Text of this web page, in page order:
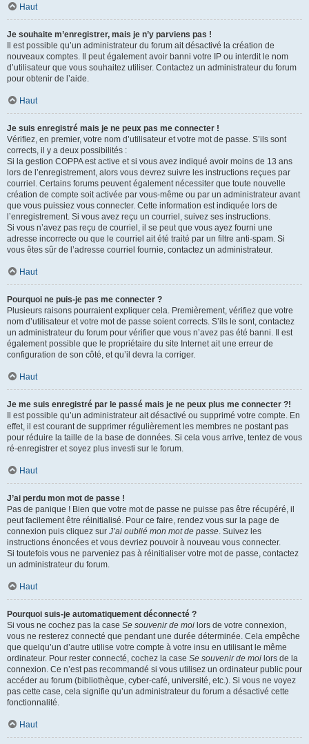
Haut
Je souhaite m’enregistrer, mais je n’y parviens pas !
Il est possible qu’un administrateur du forum ait désactivé la création de
nouveaux comptes. Il peut également avoir banni votre IP ou interdit le nom
d’utilisateur que vous souhaitez utiliser. Contactez un administrateur du forum
pour obtenir de l’aide.
Haut
Je suis enregistré mais je ne peux pas me connecter !
Vérifiez, en premier, votre nom d’utilisateur et votre mot de passe. S’ils sont
corrects, il y a deux possibilités :
Si la gestion COPPA est active et si vous avez indiqué avoir moins de 13 ans
lors de l’enregistrement, alors vous devrez suivre les instructions reçues par
courriel. Certains forums peuvent également nécessiter que toute nouvelle
création de compte soit activée par vous-même ou par un administrateur avant
que vous puissiez vous connecter. Cette information est indiquée lors de
l’enregistrement. Si vous avez reçu un courriel, suivez ses instructions.
Si vous n’avez pas reçu de courriel, il se peut que vous ayez fourni une
adresse incorrecte ou que le courriel ait été traité par un filtre anti-spam. Si
vous êtes sûr de l’adresse courriel fournie, contactez un administrateur.
Haut
Pourquoi ne puis-je pas me connecter ?
Plusieurs raisons pourraient expliquer cela. Premièrement, vérifiez que votre
nom d’utilisateur et votre mot de passe soient corrects. S’ils le sont, contactez
un administrateur du forum pour vérifier que vous n’avez pas été banni. Il est
également possible que le propriétaire du site Internet ait une erreur de
configuration de son côté, et qu’il devra la corriger.
Haut
Je me suis enregistré par le passé mais je ne peux plus me connecter ?!
Il est possible qu’un administrateur ait désactivé ou supprimé votre compte. En
effet, il est courant de supprimer régulièrement les membres ne postant pas
pour réduire la taille de la base de données. Si cela vous arrive, tentez de vous
ré-enregistrer et soyez plus investi sur le forum.
Haut
J’ai perdu mon mot de passe !
Pas de panique ! Bien que votre mot de passe ne puisse pas être récupéré, il
peut facilement être réinitialisé. Pour ce faire, rendez vous sur la page de
connexion puis cliquez sur J’ai oublié mon mot de passe. Suivez les
instructions énoncées et vous devriez pouvoir à nouveau vous connecter.
Si toutefois vous ne parveniez pas à réinitialiser votre mot de passe, contactez
un administrateur du forum.
Haut
Pourquoi suis-je automatiquement déconnecté ?
Si vous ne cochez pas la case Se souvenir de moi lors de votre connexion,
vous ne resterez connecté que pendant une durée déterminée. Cela empêche
que quelqu’un d’autre utilise votre compte à votre insu en utilisant le même
ordinateur. Pour rester connecté, cochez la case Se souvenir de moi lors de la
connexion. Ce n’est pas recommandé si vous utilisez un ordinateur public pour
accéder au forum (bibliothèque, cyber-café, université, etc.). Si vous ne voyez
pas cette case, cela signifie qu’un administrateur du forum a désactivé cette
fonctionnalité.
Haut